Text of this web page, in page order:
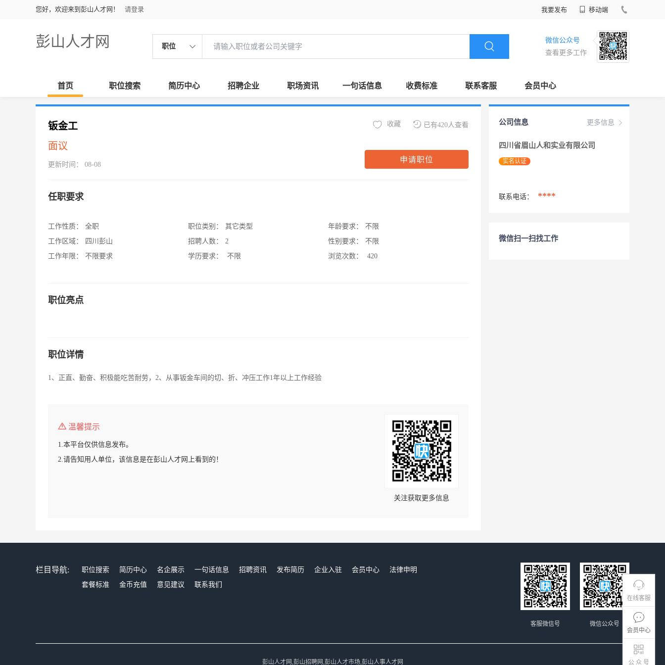
您好，欢迎来到彭山人才网！ 请登录 我要发布 移动端
彭山人才网 职位
微信公众号
查看更多工作
首页 职位搜索 简历中心 招聘企业 职场资讯 一句话信息 收费标准 联系客服 会员中心
在线客服
会员中心
公 众 号
钣金工
面议
更新时间： 08-08
已有420人查看
收藏
申请职位
任职要求
工作性质：
全职
工作区域：
四川彭山
工作年限：
不限要求
职位类别：
其它类型
招聘人数：
2
学历要求：
不限
年龄要求：
不限
性别要求：
不限
浏览次数：
420
职位亮点
职位详情
1、正直、勤奋、积极能吃苦耐劳，2、从事钣金车间的切、折、冲压工作1年以上工作经验
温馨提示
1.本平台仅供信息发布。
2.请告知用人单位，该信息是在彭山人才网上看到的！
关注获取更多信息
更多信息
公司信息
四川省眉山人和实业有限公司
实名认证
联系电话： ****
微信扫一扫找工作
栏目导航: 职位搜索 简历中心 名企展示 一句话信息 招聘资讯 发布简历 企业入驻 会员中心
法律申明
套餐标准
金币充值 意见建议 联系我们
微信公众号
客服微信号
彭山人才网,彭山招聘网,彭山人才市场,彭山人事人才网